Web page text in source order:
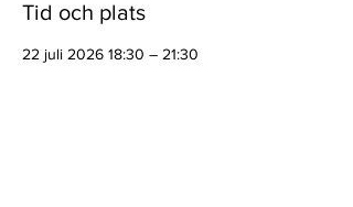
Tid och plats
22 juli 2026 18:30 – 21:30